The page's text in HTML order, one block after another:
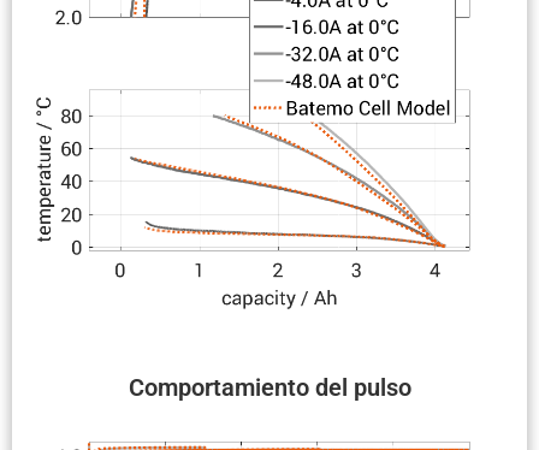
Compor­ta­miento del pulso